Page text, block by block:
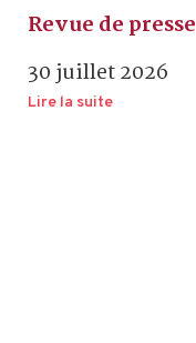
Revue de presse
30 juillet 2026
Lire la suite